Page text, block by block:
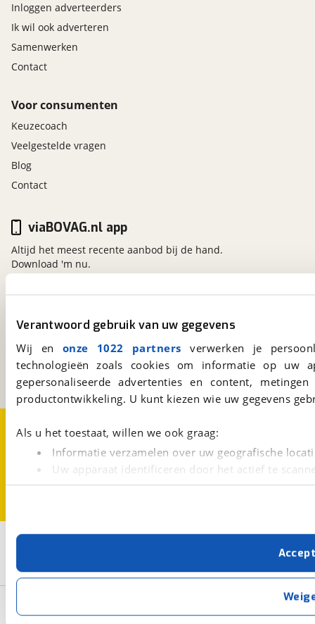
Verantwoord gebruik van uw gegevens
Wij en onze 1022 partners verwerken je
technologieën zoals cookies om informatie op
gepersonaliseerde advertenties en content,
productontwikkeling. U kunt kiezen wie uw gegevens
Als u het toestaat, willen we ook graag:
Informatie verzamelen over uw geografische
Uw apparaat identificeren door het actief te
Lees meer over hoe uw persoonlijke gegevens worden
Met cookies en vergelijkbare technieken zorgen we
cookies zorgen ervoor dat de website goed werkt.
verbeteren. We tonen je graag relevante advertenties
buiten onze website volgt – uiteraard op
. Als je weigert, plaatsen we alleen
Kalkhoff
Basisgegevens
Inloggen adverteerders
Ik wil ook adverteren
Samenwerken
Contact
Voor consumenten
Keuzecoach
Veelgestelde vragen
Blog
Contact
viaBOVAG.nl
3981 AJ
Bunnik
Een initiatief van
BOVAG
viaBOVAG.nl app
Altijd het meest recente aanbod bij de hand.
Download 'm nu.
CookievoorkeurenVacatures